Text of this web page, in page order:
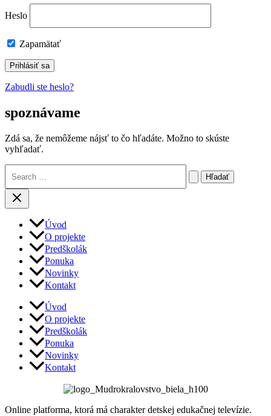
Heslo
Zapamätať
Zabudli ste heslo?
spoznávame
Zdá sa, že nemôžeme nájsť to čo hľadáte. Možno to skúste
vyhľadať.
Vyhľadať:
Úvod
O projekte
Predškolák
Ponuka
Novinky
Kontakt
Úvod
O projekte
Predškolák
Ponuka
Novinky
Kontakt
Online platforma, ktorá má charakter detskej edukačnej televízie.